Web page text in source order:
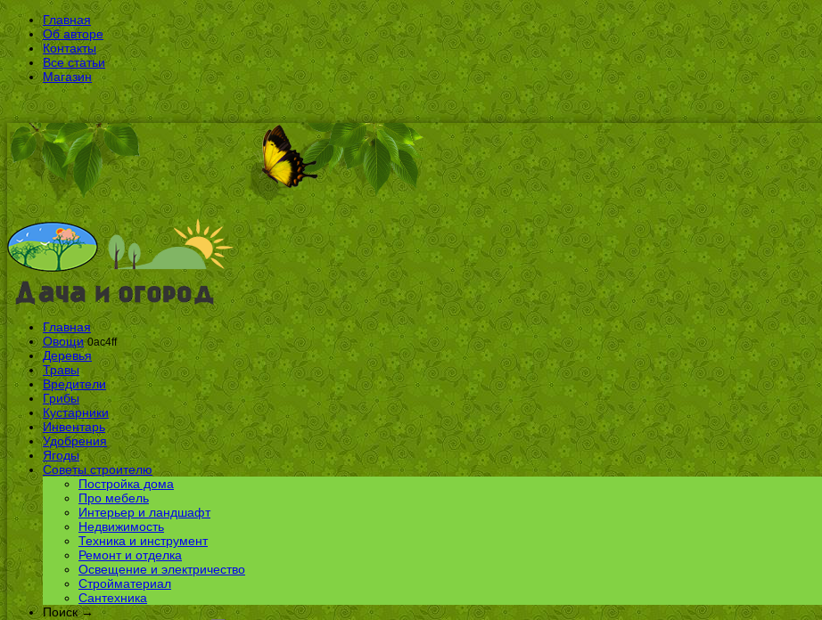
Главная
Об авторе
Контакты
Все статьи
Магазин
Главная
Овощи 0ac4ff
Деревья
Травы
Вредители
Грибы
Кустарники
Инвентарь
Удобрения
Ягоды
Советы строителю
Постройка дома
Про мебель
Интерьер и ландшафт
Недвижимость
Техника и инструмент
Ремонт и отделка
Освещение и электричество
Стройматериал
Сантехника
Поиск →